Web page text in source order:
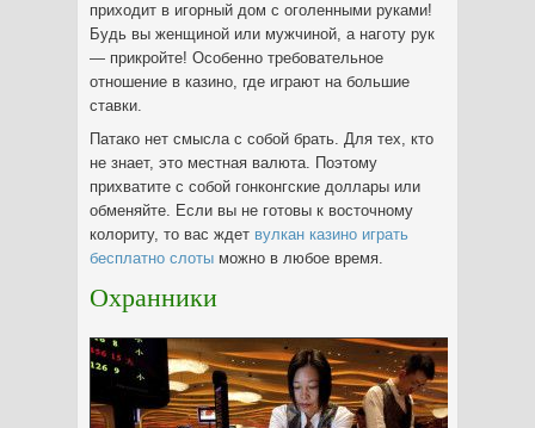
приходит в игорный дом с оголенными руками!
Будь вы женщиной или мужчиной, а наготу рук
— прикройте! Особенно требовательное
отношение в казино, где играют на большие
ставки.
Патако нет смысла с собой брать. Для тех, кто
не знает, это местная валюта. Поэтому
прихватите с собой гонконгские доллары или
обменяйте. Если вы не готовы к восточному
колориту, то вас ждет вулкан казино играть
бесплатно слоты можно в любое время.
Охранники